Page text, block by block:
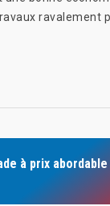
ravalement
à prix abordable